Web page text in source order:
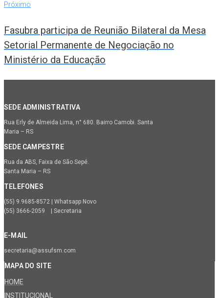
Próximo
Fasubra participa de Reunião Bilateral da Mesa
Setorial Permanente de Negociação no
Ministério da Educação
SEDE ADMINISTRATIVA
Rua Erly de Almeida Lima, n° 680. Bairro Camobi. Santa
Maria – RS
SEDE CAMPESTRE
Rua da ABS, Faixa de São Sepé.
Santa Maria – RS
TELEFONES
(55) 9.9685-8572 | Whatsapp Novo
(55) 3666-2059 | Secretaria
E-MAIL
secretaria@assufsm.com
MAPA DO SITE
HOME
INSTITUCIONAL